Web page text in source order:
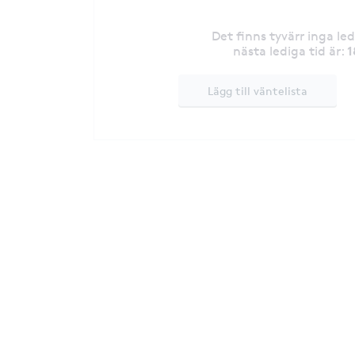
Det finns tyvärr inga
nästa lediga tid är:
Lägg till väntelista